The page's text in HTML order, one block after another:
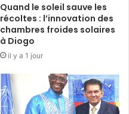
Quand le soleil sauve les
récoltes : l’innovation des
chambres froides solaires
à Diogo
il y a 1 jour